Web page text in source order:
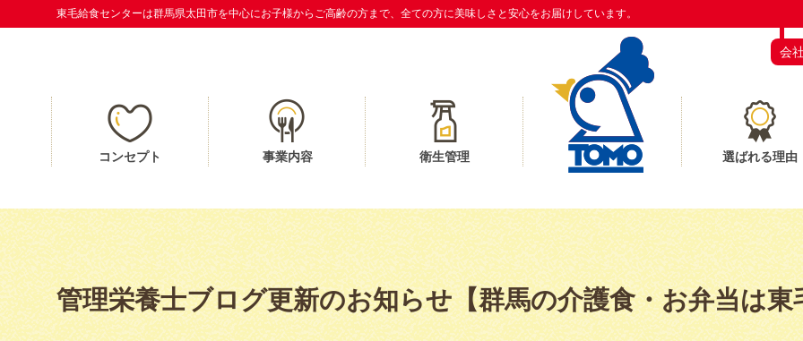
ン
プ
東毛給食センターは群馬県太田市を中心にお子様からご高齢の方まで、全ての方に美味しさと安心をお届けしています。
会
コンセプト 事業内容 衛生管理 選ばれる理由
管理栄養士ブログ更新のお知らせ【群馬の介護食・お弁当は東